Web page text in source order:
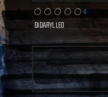
1 VISITE
SCOPRI E VOTA
ORA
0
DiDARYL LEO